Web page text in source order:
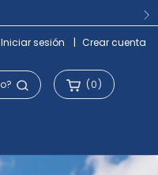
Iniciar sesión | Crear cuenta
(0)